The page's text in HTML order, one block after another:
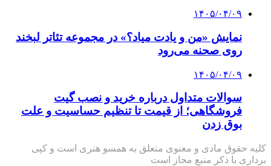
۱۴۰۵/۰۴/۰۹
نمایش «من و یادت میاد؟» در مجموعه تئاتر لبخند
روی صحنه می‌رود
۱۴۰۵/۰۴/۰۹
سوالات متداول درباره خرید و نصب گیت
فروشگاهی؛ از قیمت تا تنظیم حساسیت و علت
بوق زدن
کلیه حقوق مادی و معنوی متعلق به همسو هنری است و کپی
برداری با ذکر منبع مجاز است